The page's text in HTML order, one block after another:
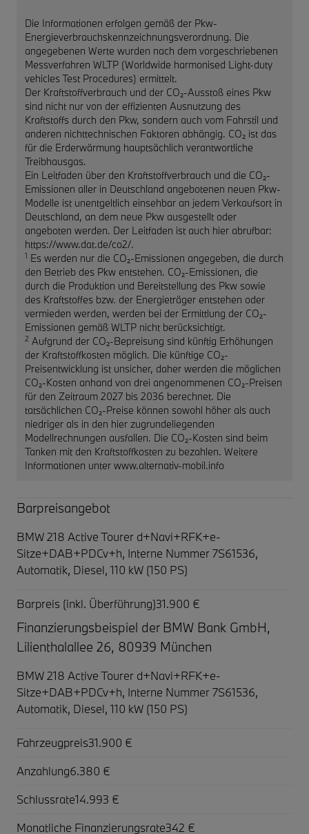
Die Informationen erfolgen gemäß der Pkw-
Energieverbrauchskennzeichnungsverordnung. Die
angegebenen Werte wurden nach dem vorgeschriebenen
Messverfahren WLTP (Worldwide harmonised Light-duty
vehicles Test Procedures) ermittelt.
Der Kraftstoffverbrauch und der CO₂-Ausstoß eines Pkw
sind nicht nur von der effizienten Ausnutzung des
Kraftstoffs durch den Pkw, sondern auch vom Fahrstil und
anderen nichttechnischen Faktoren abhängig. CO₂ ist das
für die Erderwärmung hauptsächlich verantwortliche
Treibhausgas.
Ein Leitfaden über den Kraftstoffverbrauch und die CO₂-
Emissionen aller in Deutschland angebotenen neuen Pkw-
Modelle ist unentgeltlich einsehbar an jedem Verkaufsort in
Deutschland, an dem neue Pkw ausgestellt oder
angeboten werden. Der Leitfaden ist auch hier abrufbar:
https://www.dat.de/co2/.
1 Es werden nur die CO₂-Emissionen angegeben, die durch
den Betrieb des Pkw entstehen. CO₂-Emissionen, die
durch die Produktion und Bereitstellung des Pkw sowie
des Kraftstoffes bzw. der Energieträger entstehen oder
vermieden werden, werden bei der Ermittlung der CO₂-
Emissionen gemäß WLTP nicht berücksichtigt.
2 Aufgrund der CO₂-Bepreisung sind künftig Erhöhungen
der Kraftstoffkosten möglich. Die künftige CO₂-
Preisentwicklung ist unsicher, daher werden die möglichen
CO₂-Kosten anhand von drei angenommenen CO₂-Preisen
für den Zeitraum 2027 bis 2036 berechnet. Die
tatsächlichen CO₂-Preise können sowohl höher als auch
niedriger als in den hier zugrundeliegenden
Modellrechnungen ausfallen. Die CO₂-Kosten sind beim
Tanken mit den Kraftstoffkosten zu bezahlen. Weitere
Informationen unter www.alternativ-mobil.info
Barpreisangebot
BMW 218 Active Tourer d+Navi+RFK+e-
Sitze+DAB+PDCv+h, Interne Nummer 7S61536,
Automatik, Diesel, 110 kW (150 PS)
Barpreis (inkl. Überführung)31.900 €
Finanzierungsbeispiel der BMW Bank GmbH,
Lilienthalallee 26, 80939 München
BMW 218 Active Tourer d+Navi+RFK+e-
Sitze+DAB+PDCv+h, Interne Nummer 7S61536,
Automatik, Diesel, 110 kW (150 PS)
Fahrzeugpreis31.900 €
Anzahlung6.380 €
Schlussrate14.993 €
Monatliche Finanzierungsrate342 €